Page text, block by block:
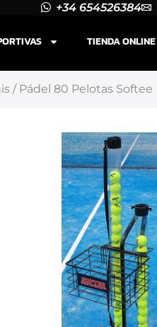
+34 654526384
TIENDA ONLINE
/ Pádel 80 Pelotas Softee